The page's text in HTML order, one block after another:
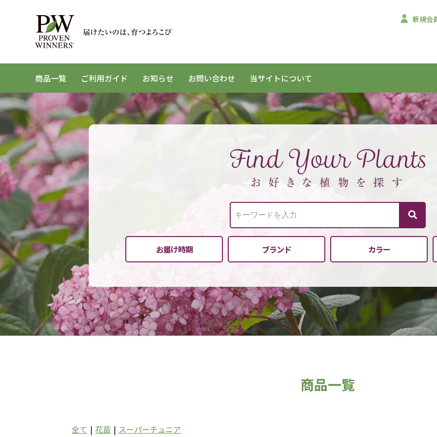
新規会
商品一覧 ご利用ガイド お知らせ お問い合わせ 当サイトについて
お届け時期 ブランド カラー
商品一覧
全て | 花苗 | スーパーチュニア